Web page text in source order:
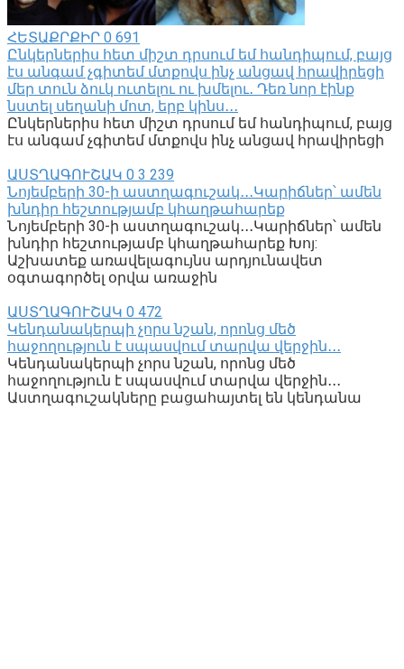
ՀԵՏԱՔՐՔԻՐ 0 691
Ընկերներիս հետ միշտ դրսում եմ հանդիպում, բայց
էս անգամ չգիտեմ մտքովս ինչ անցավ հրավիրեցի
մեր տուն ձուկ ուտելու ու խմելու․ Դեռ նոր էինք
նստել սեղանի մոտ, երբ կինս․․․
Ընկերներիս հետ միշտ դրսում եմ հանդիպում, բայց
էս անգամ չգիտեմ մտքովս ինչ անցավ հրավիրեցի
ԱՍՏՂԱԳՈՒՇԱԿ 0 3 239
Նոյեմբերի 30-ի աստղագուշակ․․․Կարիճներ՝ ամեն
խնդիր հեշտությամբ կհաղթահարեք
Նոյեմբերի 30-ի աստղագուշակ․․․Կարիճներ՝ ամեն
խնդիր հեշտությամբ կհաղթահարեք Խոյ:
Աշխատեք առավելագույնս արդյունավետ
օգտագործել օրվա առաջին
ԱՍՏՂԱԳՈՒՇԱԿ 0 472
Կենդանակերպի չորս նշան, որոնց մեծ
հաջողություն է սպասվում տարվա վերջին․․․
Կենդանակերպի չորս նշան, որոնց մեծ
հաջողություն է սպասվում տարվա վերջին․․․
Աստղագուշակները բացահայտել են կենդանա